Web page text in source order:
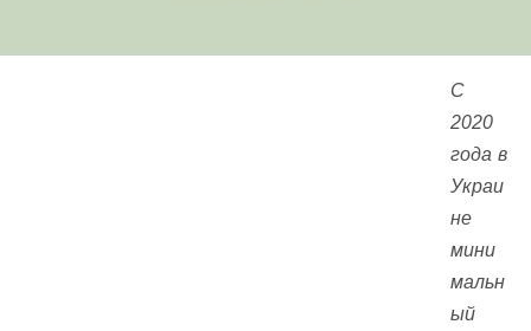
С
2020
года в
Украи
не
мини
мальн
ый